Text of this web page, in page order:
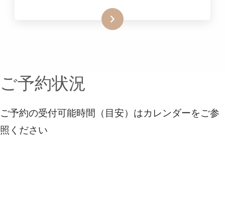
詳細はこちらをクリック
ご予約状況
ご予約の受付可能時間（目安）はカレンダーをご参
照ください